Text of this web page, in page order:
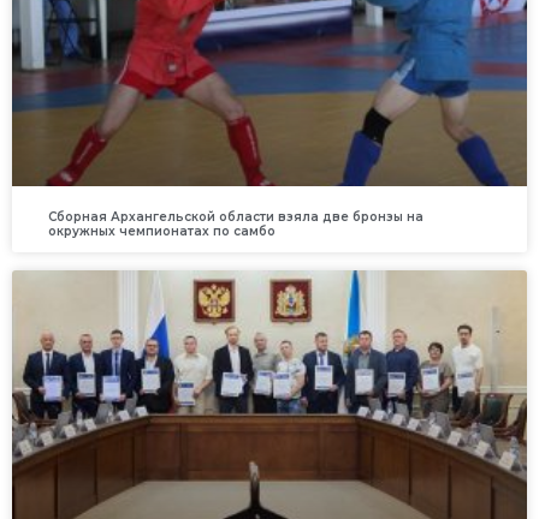
Сборная Архангельской области взяла две бронзы на
окружных чемпионатах по самбо